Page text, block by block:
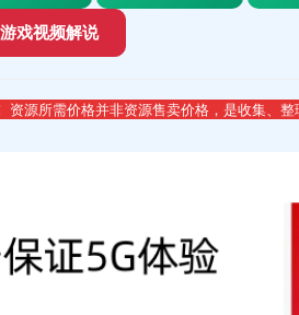
游戏视频解说
资源所需价格并非资源售卖价格，是收集、